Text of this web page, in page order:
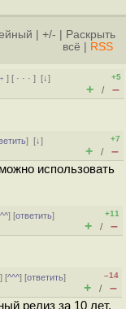
+/-
Раскрыть
всё
RSS
] [ · · ·][↓]
+5
+ / –
][↓]
+7
+ / –
использовать
] [ответить]
+11
+ / –
] [^^^] [ответить]
–14
+ / –
релиз за 10 лет.